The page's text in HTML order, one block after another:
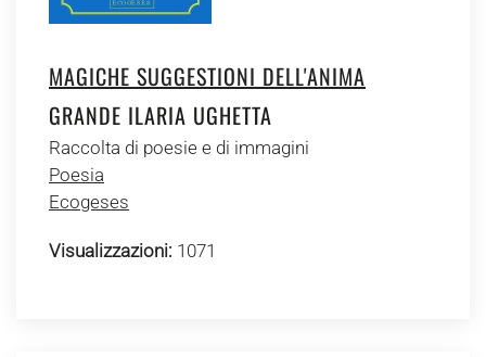
MAGICHE SUGGESTIONI DELL'ANIMA
GRANDE ILARIA UGHETTA
Raccolta di poesie e di immagini
Poesia
Ecogeses
Visualizzazioni: 1071